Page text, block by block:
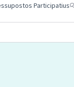
Participatius